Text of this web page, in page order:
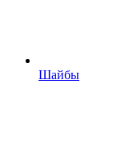
Шайбы